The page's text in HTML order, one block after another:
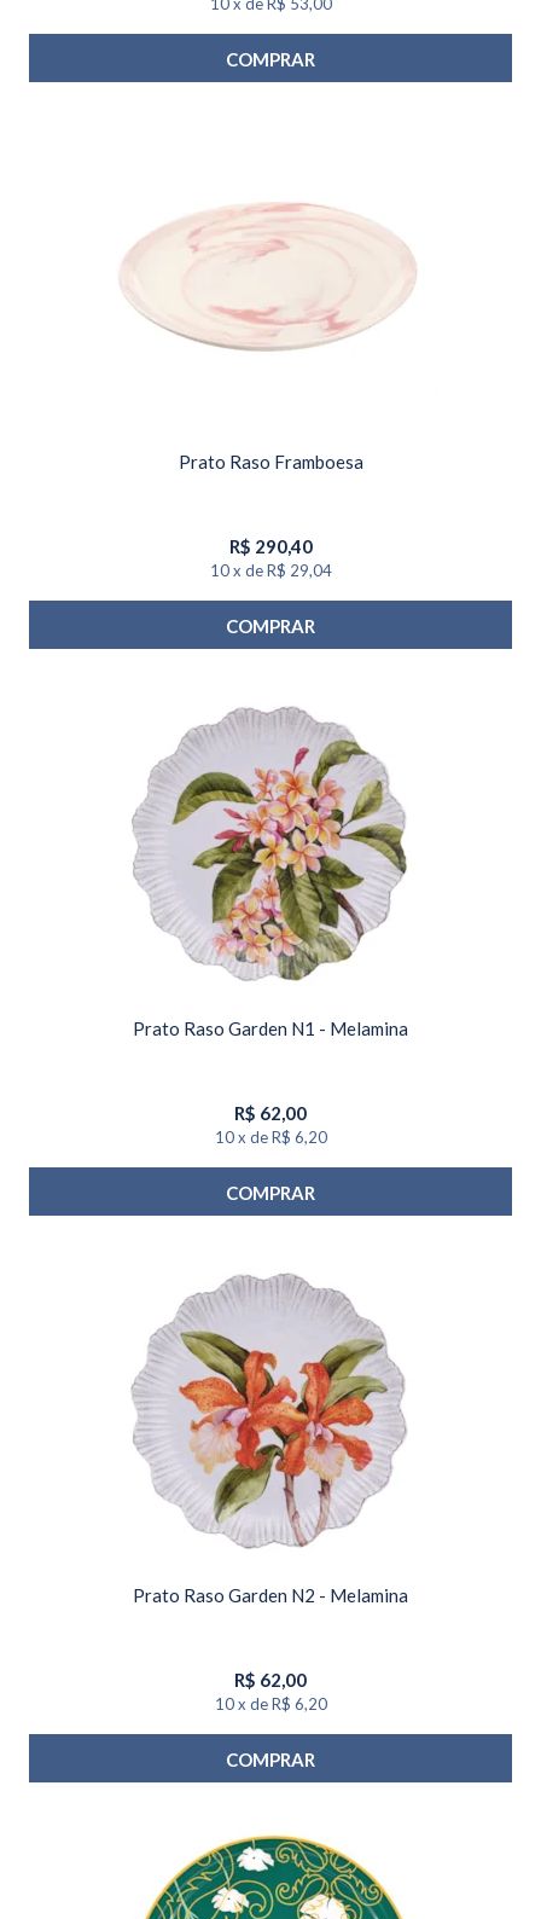
COMPRAR
Prato Raso Framboesa
R$ 290,40
10 x de R$ 29,04
COMPRAR
Prato Raso Garden N1 - Melamina
R$ 62,00
10 x de R$ 6,20
COMPRAR
Prato Raso Garden N2 - Melamina
R$ 62,00
10 x de R$ 6,20
COMPRAR